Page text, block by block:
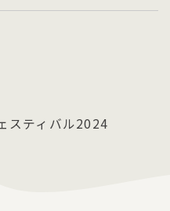
スティバル2024